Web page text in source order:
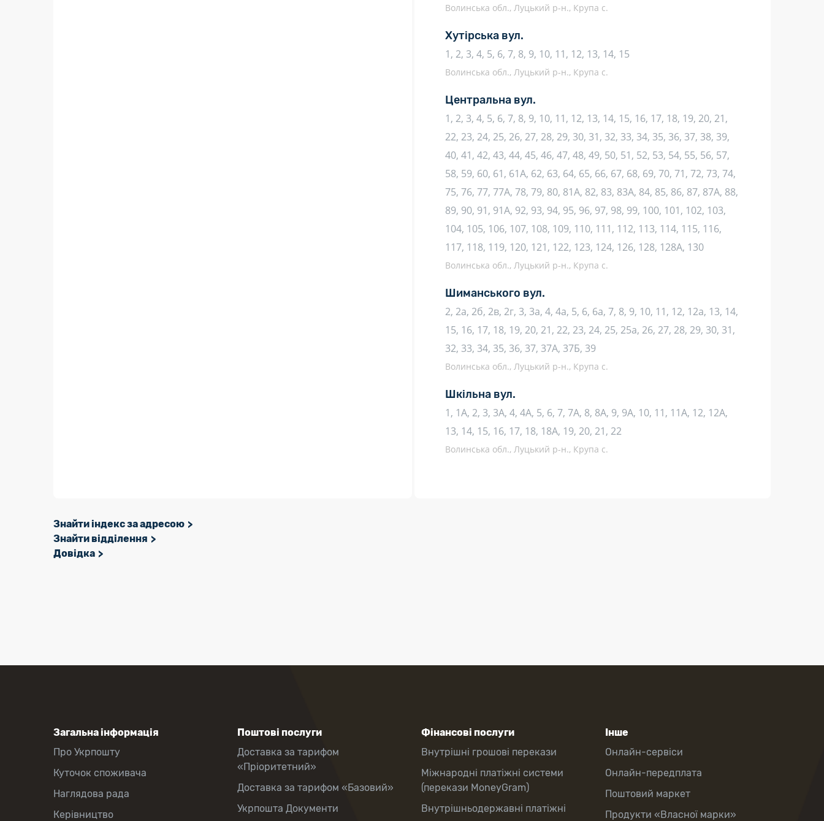
Волинська обл., Луцький р-н., Крупа с.
Хутірська вул.
1, 2, 3, 4, 5, 6, 7, 8, 9, 10, 11, 12, 13, 14, 15
Волинська обл., Луцький р-н., Крупа с.
Центральна вул.
1, 2, 3, 4, 5, 6, 7, 8, 9, 10, 11, 12, 13, 14, 15, 16, 17, 18, 19, 20, 21,
22, 23, 24, 25, 26, 27, 28, 29, 30, 31, 32, 33, 34, 35, 36, 37, 38, 39,
40, 41, 42, 43, 44, 45, 46, 47, 48, 49, 50, 51, 52, 53, 54, 55, 56, 57,
58, 59, 60, 61, 61А, 62, 63, 64, 65, 66, 67, 68, 69, 70, 71, 72, 73, 74,
75, 76, 77, 77А, 78, 79, 80, 81А, 82, 83, 83А, 84, 85, 86, 87, 87А, 88,
89, 90, 91, 91А, 92, 93, 94, 95, 96, 97, 98, 99, 100, 101, 102, 103,
104, 105, 106, 107, 108, 109, 110, 111, 112, 113, 114, 115, 116,
117, 118, 119, 120, 121, 122, 123, 124, 126, 128, 128А, 130
Волинська обл., Луцький р-н., Крупа с.
Шиманського вул.
2, 2а, 2б, 2в, 2г, 3, 3а, 4, 4а, 5, 6, 6а, 7, 8, 9, 10, 11, 12, 12а, 13, 14,
15, 16, 17, 18, 19, 20, 21, 22, 23, 24, 25, 25а, 26, 27, 28, 29, 30, 31,
32, 33, 34, 35, 36, 37, 37А, 37Б, 39
Волинська обл., Луцький р-н., Крупа с.
Шкільна вул.
1, 1А, 2, 3, 3А, 4, 4А, 5, 6, 7, 7А, 8, 8А, 9, 9А, 10, 11, 11А, 12, 12А,
13, 14, 15, 16, 17, 18, 18А, 19, 20, 21, 22
Волинська обл., Луцький р-н., Крупа с.
Знайти індекс за адресою
Знайти відділення
Довідка
Загальна інформація
Про Укрпошту
Куточок споживача
Наглядова рада
Керівництво
Поштові послуги
Доставка за тарифом
«Пріоритетний»
Доставка за тарифом «Базовий»
Укрпошта Документи
Фінансові послуги
Внутрішні грошові перекази
Міжнародні платіжні системи
(перекази MoneyGram)
Внутрішньодержавні платіжні
Інше
Онлайн-сервіси
Онлайн-передплата
Поштовий маркет
Продукти «Власної марки»